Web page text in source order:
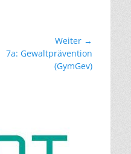
Weiter →
Nächster
7a: Gewaltprävention
(GymGev)